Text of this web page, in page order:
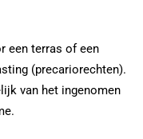
een terras of een
(precariorechten).
van het ingenomen